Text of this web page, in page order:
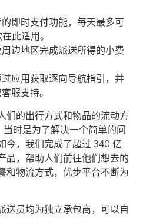
即时支付功能，每天最多可
此适用。
边地区完成派送所得的小费
应用获取逐向导航指引，并
服支持。
们的出行方式和物品的流动方
时是为了解决一个简单的问
今，我们完成了超过 340 亿
品，帮助人们前往他们想去的
和物流方式，优步平台不断为
送员均为独立承包商，可以自